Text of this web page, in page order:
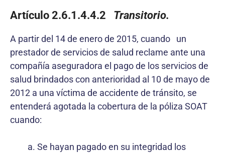
Artículo 2.6.1.4.4.2 Transitorio.
A partir del 14 de enero de 2015, cuando un
prestador de servicios de salud reclame ante una
compañía aseguradora el pago de los servicios de
salud brindados con anterioridad al 10 de mayo de
2012 a una víctima de accidente de tránsito, se
entenderá agotada la cobertura de la póliza SOAT
cuando:
Se hayan pagado en su integridad los